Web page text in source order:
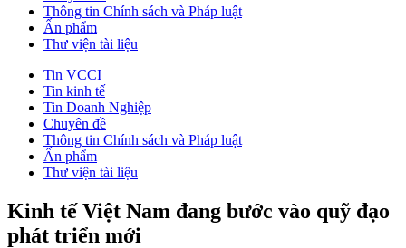
Thông tin Chính sách và Pháp luật
Ấn phẩm
Thư viện tài liệu
Tin VCCI
Tin kinh tế
Tin Doanh Nghiệp
Chuyên đề
Thông tin Chính sách và Pháp luật
Ấn phẩm
Thư viện tài liệu
Kinh tế Việt Nam đang bước vào quỹ đạo
phát triển mới